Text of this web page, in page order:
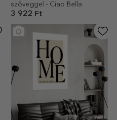
szöveggel - Ciao Bella
3 922 Ft